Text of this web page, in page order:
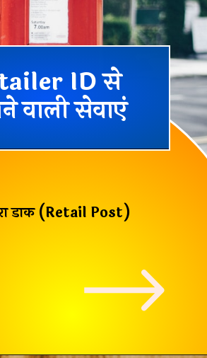
ID से
वाली सेवाएं
डाक (Retail Post)